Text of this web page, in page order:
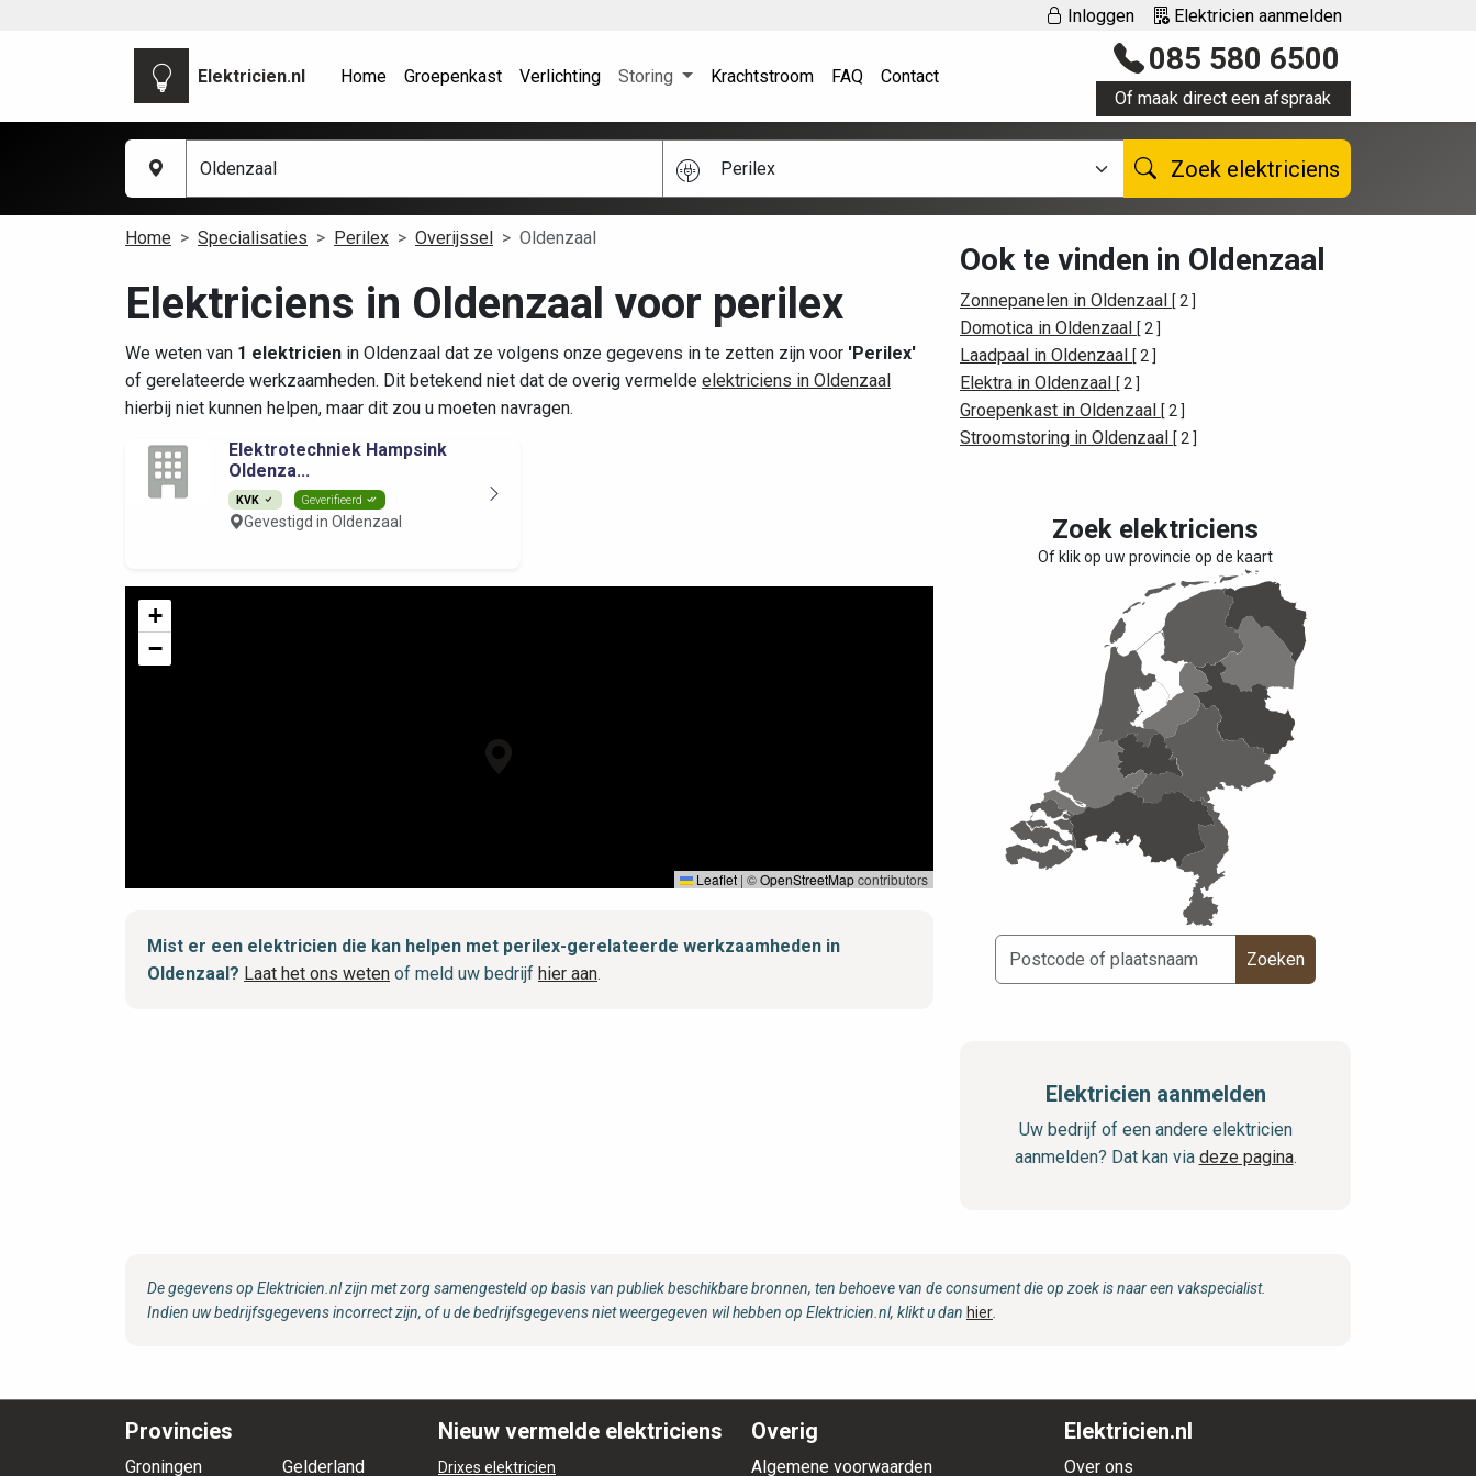
Inloggen Elektricien aanmelden
Elektricien.nl Home Groepenkast Verlichting Storing Krachtstroom FAQ Contact 085 580 6500
Of maak direct een afspraak
Perilex Zoek elektriciens
Home Specialisaties Perilex Overijssel Oldenzaal
Elektriciens in Oldenzaal voor perilex
We weten van 1 elektricien in Oldenzaal dat ze volgens onze gegevens in te zetten zijn voor 'Perilex'
of gerelateerde werkzaamheden. Dit betekend niet dat de overig vermelde elektriciens in Oldenzaal
hierbij niet kunnen helpen, maar dit zou u moeten navragen.
Elektrotechniek Hampsink
Oldenza...
KVK Geverifieerd
Gevestigd in Oldenzaal
+
−
Leaflet | ©OpenStreetMapcontributors
Mist er een elektricien die kan helpen met perilex-gerelateerde werkzaamheden in
Oldenzaal? Laat het ons weten of meld uw bedrijf hier aan.
Ook te vinden in Oldenzaal
Zonnepanelen in Oldenzaal [ 2 ]
Domotica in Oldenzaal [ 2 ]
Laadpaal in Oldenzaal [ 2 ]
Elektra in Oldenzaal [ 2 ]
Groepenkast in Oldenzaal [ 2 ]
Stroomstoring in Oldenzaal [ 2 ]
Zoek elektriciens
Of klik op uw provincie op de kaart
Zoeken
Elektricien aanmelden
Uw bedrijf of een andere elektricien
aanmelden? Dat kan via deze pagina.
De gegevens op Elektricien.nl zijn met zorg samengesteld op basis van publiek beschikbare bronnen, ten behoeve van de consument die op zoek is naar een vakspecialist.
Indien uw bedrijfsgegevens incorrect zijn, of u de bedrijfsgegevens niet weergegeven wil hebben op Elektricien.nl, klikt u dan hier
Provincies
Groningen Gelderland
Nieuw vermelde elektriciens
Drixes elektricien
Overig
Algemene voorwaarden
Elektricien.nl
Over ons